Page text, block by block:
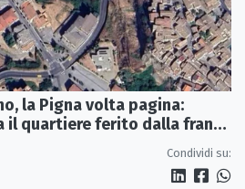
la Pigna volta pagina:
il quartiere ferito dalla frana
Condividi su: